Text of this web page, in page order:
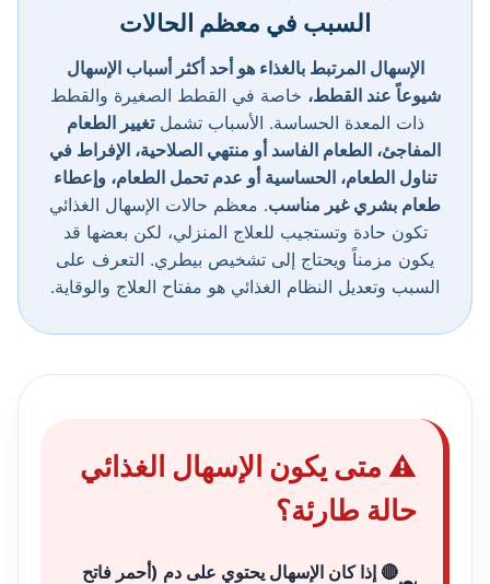
السبب في معظم الحالات
الإسهال المرتبط بالغذاء هو أحد أكثر أسباب الإسهال
شيوعاً عند القطط، خاصة في القطط الصغيرة والقطط
ذات المعدة الحساسة. الأسباب تشملتغيير الطعام
المفاجئ، الطعام الفاسد أو منتهي الصلاحية، الإفراط في
تناول الطعام، الحساسية أو عدم تحمل الطعام، وإعطاء
طعام بشري غير مناسب. معظم حالات الإسهال الغذائي
تكون حادة وتستجيب للعلاج المنزلي، لكن بعضها قد
يكون مزمناً ويحتاج إلى تشخيص بيطري. التعرف على
السبب وتعديل النظام الغذائي هو مفتاح العلاج والوقاية.
⚠️ متى يكون الإسهال الغذائي
حالة طارئة؟
🔴 إذا كان الإسهال يحتوي على دم (أحمر فاتح